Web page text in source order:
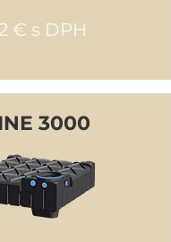
€ s DPH
3000